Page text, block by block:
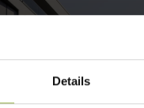
Details